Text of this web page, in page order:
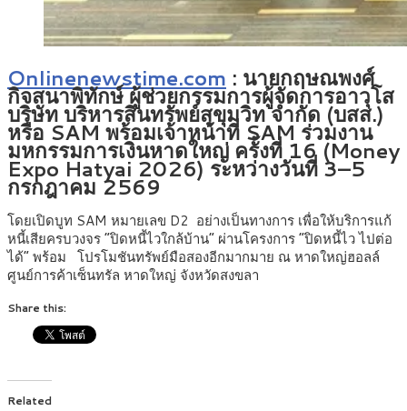
Onlinenewstime.com : นายกฤษณพงศ์
กิจสนาพิทักษ์ ผู้ช่วยกรรมการผู้จัดการอาวุโส
บริษัท บริหารสินทรัพย์สุขุมวิท จำกัด (บสส.)
หรือ SAM พร้อมเจ้าหน้าที่ SAM ร่วมงาน
มหกรรมการเงินหาดใหญ่ ครั้งที่ 16 (Money
Expo Hatyai 2026) ระหว่างวันที่ 3–5
กรกฎาคม 2569
โดยเปิดบูท SAM หมายเลข D2 อย่างเป็นทางการ เพื่อให้บริการแก้
หนี้เสียครบวงจร “ปิดหนี้ไวใกล้บ้าน” ผ่านโครงการ “ปิดหนี้ไว ไปต่อ
ได้” พร้อม โปรโมชันทรัพย์มือสองอีกมากมาย ณ หาดใหญ่ฮอลล์
ศูนย์การค้าเซ็นทรัล หาดใหญ่ จังหวัดสงขลา
Share this:
Related